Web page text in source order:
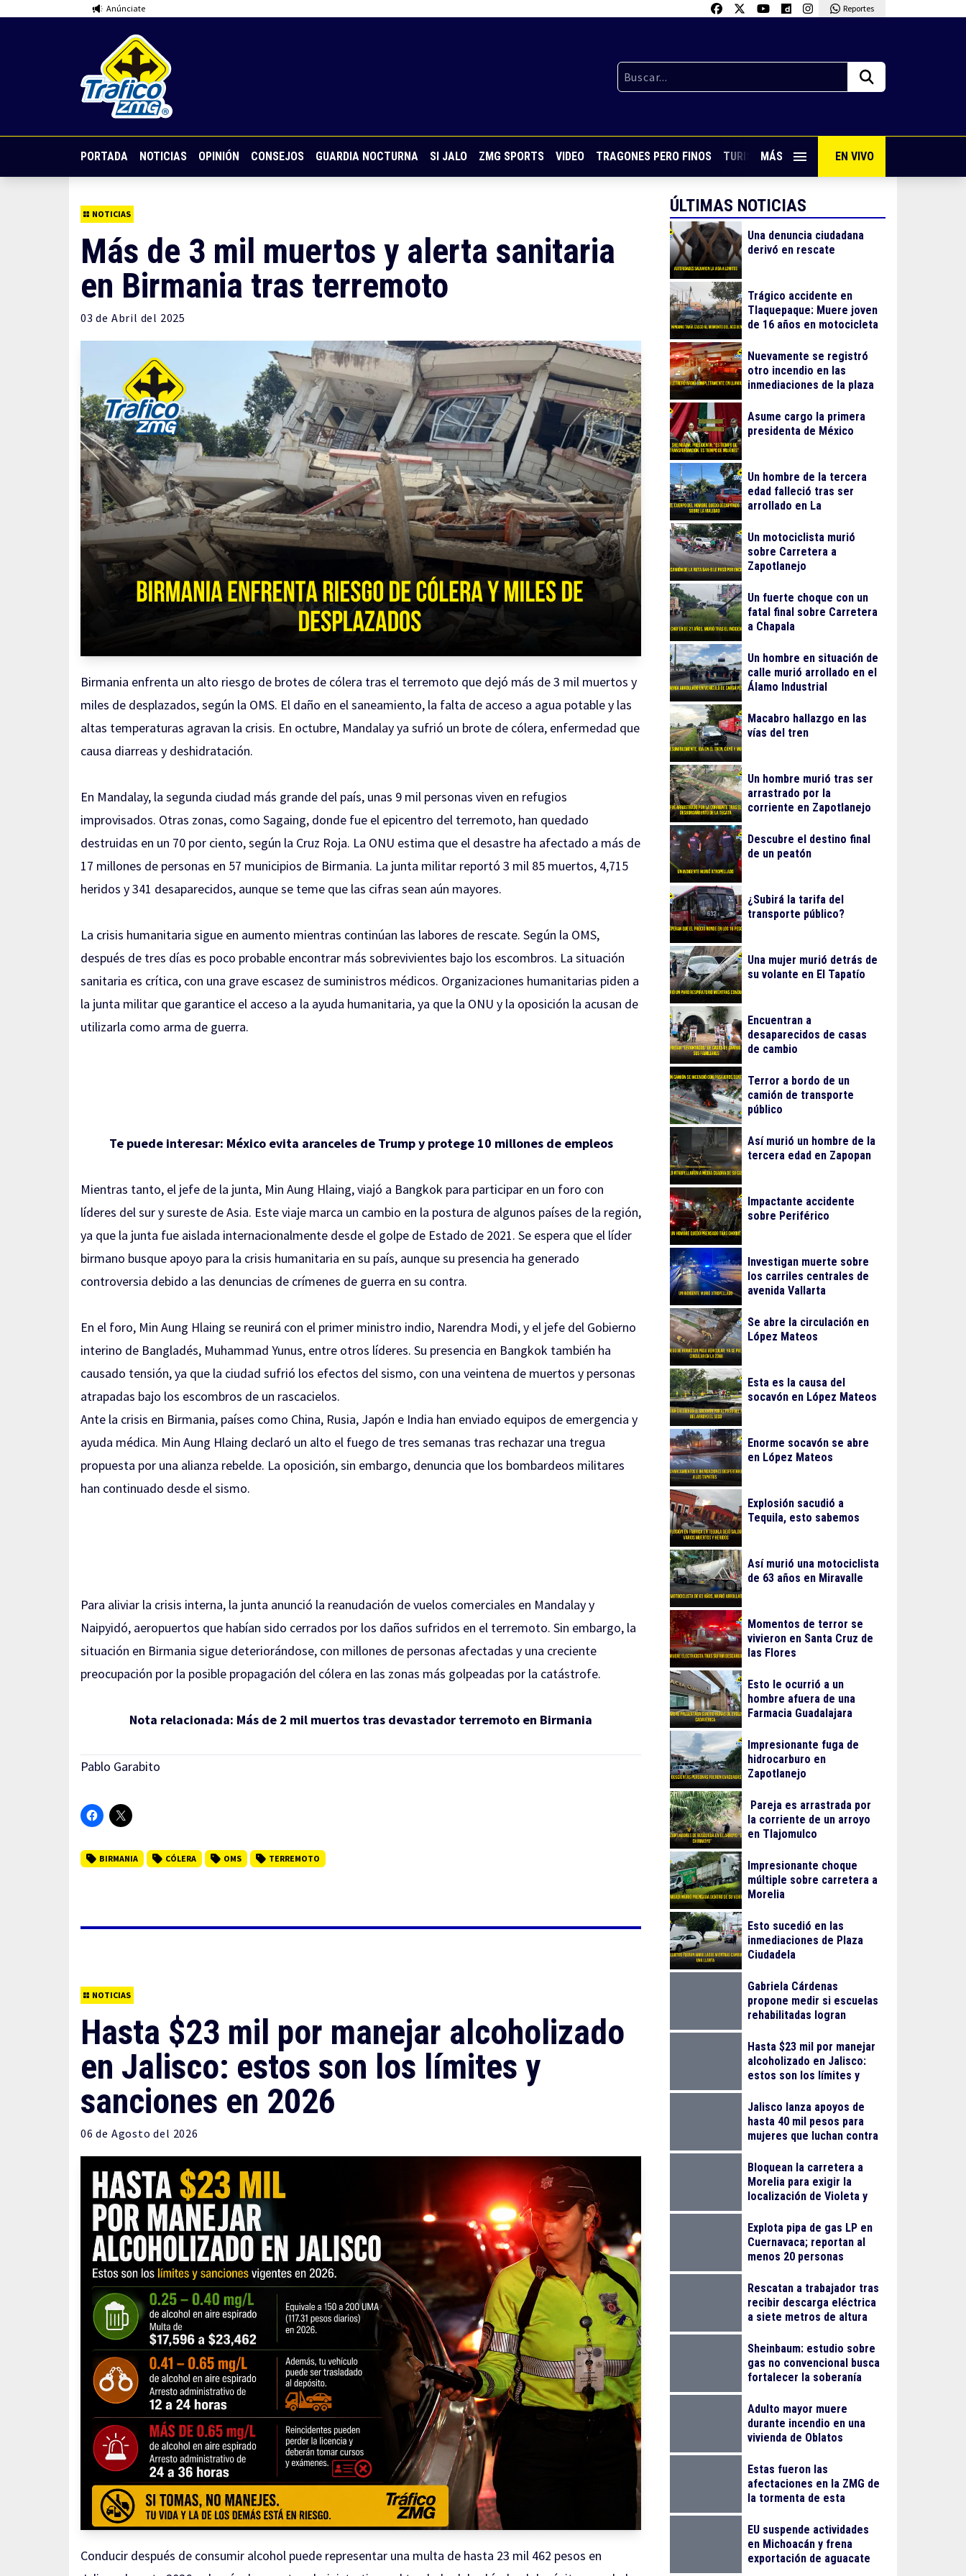
Anúnciate Reportes
PORTADA NOTICIAS OPINIÓN CONSEJOS GUARDIA NOCTURNA SI JALO ZMG SPORTS VIDEO TRAGONES PERO FINOS TURISMO CON SABOR VIVE PUERTO VALLARTA
MÁS EN VIVO
NOTICIAS
Más de 3 mil muertos y alerta sanitaria
en Birmania tras terremoto
03 de Abril del 2025
Birmania enfrenta un alto riesgo de brotes de cólera tras el terremoto que dejó más de 3 mil muertos y
miles de desplazados, según la OMS. El daño en el saneamiento, la falta de acceso a agua potable y las
altas temperaturas agravan la crisis. En octubre, Mandalay ya sufrió un brote de cólera, enfermedad que
causa diarreas y deshidratación.
En Mandalay, la segunda ciudad más grande del país, unas 9 mil personas viven en refugios
improvisados. Otras zonas, como Sagaing, donde fue el epicentro del terremoto, han quedado
destruidas en un 70 por ciento, según la Cruz Roja. La ONU estima que el desastre ha afectado a más de
17 millones de personas en 57 municipios de Birmania. La junta militar reportó 3 mil 85 muertos, 4,715
heridos y 341 desaparecidos, aunque se teme que las cifras sean aún mayores.
La crisis humanitaria sigue en aumento mientras continúan las labores de rescate. Según la OMS,
después de tres días es poco probable encontrar más sobrevivientes bajo los escombros. La situación
sanitaria es crítica, con una grave escasez de suministros médicos. Organizaciones humanitarias piden a
la junta militar que garantice el acceso a la ayuda humanitaria, ya que la ONU y la oposición la acusan de
utilizarla como arma de guerra.
Te puede interesar: México evita aranceles de Trump y protege 10 millones de empleos
Mientras tanto, el jefe de la junta, Min Aung Hlaing, viajó a Bangkok para participar en un foro con
líderes del sur y sureste de Asia. Este viaje marca un cambio en la postura de algunos países de la región,
ya que la junta fue aislada internacionalmente desde el golpe de Estado de 2021. Se espera que el líder
birmano busque apoyo para la crisis humanitaria en su país, aunque su presencia ha generado
controversia debido a las denuncias de crímenes de guerra en su contra.
En el foro, Min Aung Hlaing se reunirá con el primer ministro indio, Narendra Modi, y el jefe del Gobierno
interino de Bangladés, Muhammad Yunus, entre otros líderes. Su presencia en Bangkok también ha
causado tensión, ya que la ciudad sufrió los efectos del sismo, con una veintena de muertos y personas
atrapadas bajo los escombros de un rascacielos.
Ante la crisis en Birmania, países como China, Rusia, Japón e India han enviado equipos de emergencia y
ayuda médica. Min Aung Hlaing declaró un alto el fuego de tres semanas tras rechazar una tregua
propuesta por una alianza rebelde. La oposición, sin embargo, denuncia que los bombardeos militares
han continuado desde el sismo.
Para aliviar la crisis interna, la junta anunció la reanudación de vuelos comerciales en Mandalay y
Naipyidó, aeropuertos que habían sido cerrados por los daños sufridos en el terremoto. Sin embargo, la
situación en Birmania sigue deteriorándose, con millones de personas afectadas y una creciente
preocupación por la posible propagación del cólera en las zonas más golpeadas por la catástrofe.
Nota relacionada: Más de 2 mil muertos tras devastador terremoto en Birmania
Pablo Garabito
BIRMANIA CÓLERA OMS TERREMOTO
NOTICIAS
Hasta $23 mil por manejar alcoholizado
en Jalisco: estos son los límites y
sanciones en 2026
06 de Agosto del 2026
Conducir después de consumir alcohol puede representar una multa de hasta 23 mil 462 pesos en
ÚLTIMAS NOTICIAS
Una denuncia ciudadana
derivó en rescate
Trágico accidente en
Tlaquepaque: Muere joven
de 16 años en motocicleta
Nuevamente se registró
otro incendio en las
inmediaciones de la plaza
Asume cargo la primera
presidenta de México
Un hombre de la tercera
edad falleció tras ser
arrollado en La
Un motociclista murió
sobre Carretera a
Zapotlanejo
Un fuerte choque con un
fatal final sobre Carretera
a Chapala
Un hombre en situación de
calle murió arrollado en el
Álamo Industrial
Macabro hallazgo en las
vías del tren
Un hombre murió tras ser
arrastrado por la
corriente en Zapotlanejo
Descubre el destino final
de un peatón
¿Subirá la tarifa del
transporte público?
Una mujer murió detrás de
su volante en El Tapatío
Encuentran a
desaparecidos de casas
de cambio
Terror a bordo de un
camión de transporte
público
Así murió un hombre de la
tercera edad en Zapopan
Impactante accidente
sobre Periférico
Investigan muerte sobre
los carriles centrales de
avenida Vallarta
Se abre la circulación en
López Mateos
Esta es la causa del
socavón en López Mateos
Enorme socavón se abre
en López Mateos
Explosión sacudió a
Tequila, esto sabemos
Así murió una motociclista
de 63 años en Miravalle
Momentos de terror se
vivieron en Santa Cruz de
las Flores
Esto le ocurrió a un
hombre afuera de una
Farmacia Guadalajara
Impresionante fuga de
hidrocarburo en
Zapotlanejo
Pareja es arrastrada por
la corriente de un arroyo
en Tlajomulco
Impresionante choque
múltiple sobre carretera a
Morelia
Esto sucedió en las
inmediaciones de Plaza
Ciudadela
Gabriela Cárdenas
propone medir si escuelas
rehabilitadas logran
escolar
Hasta $23 mil por manejar
alcoholizado en Jalisco:
estos son los límites y
Jalisco lanza apoyos de
hasta 40 mil pesos para
mujeres que luchan contra
Bloquean la carretera a
Morelia para exigir la
localización de Violeta y
Explota pipa de gas LP en
Cuernavaca; reportan al
menos 20 personas
Rescatan a trabajador tras
recibir descarga eléctrica
a siete metros de altura
Sheinbaum: estudio sobre
gas no convencional busca
fortalecer la soberanía
Adulto mayor muere
durante incendio en una
vivienda de Oblatos
Estas fueron las
afectaciones en la ZMG de
la tormenta de esta
EU suspende actividades
en Michoacán y frena
exportación de aguacate